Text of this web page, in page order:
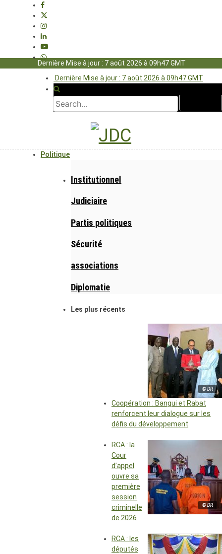
Dernière Mise à jour : 7 août 2026 à 09h47 GMT
Dernière Mise à jour : 7 août 2026 à 09h47 GMT
Politique
Institutionnel
Judiciaire
Partis politiques
Sécurité
associations
Diplomatie
Les plus récents
© DR
Coopération : Bangui et Rabat
renforcent leur dialogue sur les
défis du développement
© DR
RCA : la
Cour
d’appel
ouvre sa
première
session
criminelle
de 2026
RCA : les
députés